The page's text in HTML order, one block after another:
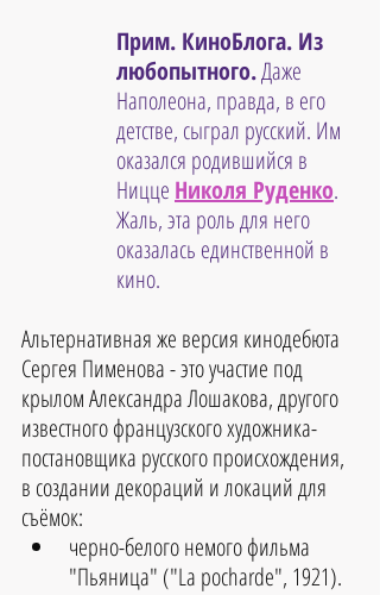
Прим. КиноБлога. Из
любопытного. Даже
Наполеона, правда, в его
детстве, сыграл русский. Им
оказался родившийся в
Ницце Николя Руденко.
Жаль, эта роль для него
оказалась единственной в
кино.
Альтернативная же версия кинодебюта
Сергея Пименова - это участие под
крылом Александра Лошакова, другого
известного французского художника-
постановщика русского происхождения,
в создании декораций и локаций для
съёмок:
черно-белого немого фильма
"Пьяница" ("La pocharde", 1921).